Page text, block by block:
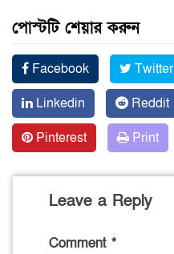
পোস্টটি শেয়ার করুন
Facebook Twitter
Linkedin
Reddit
Pinterest
Print
Leave a Reply
Comment *